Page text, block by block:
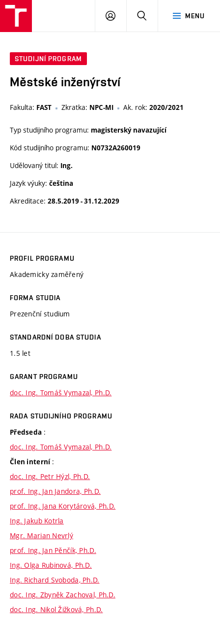
MENU
PŘIHLÁSIT
STUDIJNÍ PROGRAM
Městské inženýrství
Fakulta: FAST Zkratka: NPC-MI Ak. rok: 2020/2021
Typ studijního programu: magisterský navazující
Kód studijního programu: N0732A260019
Udělovaný titul: Ing.
Jazyk výuky: čeština
Akreditace: 28.5.2019 - 31.12.2029
PROFIL PROGRAMU
Akademicky zaměřený
FORMA STUDIA
Prezenční studium
STANDARDNÍ DOBA STUDIA
1.5 let
GARANT PROGRAMU
doc. Ing. Tomáš Vymazal, Ph.D.
RADA STUDIJNÍHO PROGRAMU
Předseda :
doc. Ing. Tomáš Vymazal, Ph.D.
Člen interní :
doc. Ing. Petr Hýzl, Ph.D.
prof. Ing. Jan Jandora, Ph.D.
prof. Ing. Jana Korytárová, Ph.D.
Ing. Jakub Kotrla
Mgr. Marian Nevrlý
prof. Ing. Jan Pěnčík, Ph.D.
Ing. Olga Rubinová, Ph.D.
Ing. Richard Svoboda, Ph.D.
doc. Ing. Zbyněk Zachoval, Ph.D.
doc. Ing. Nikol Žižková, Ph.D.